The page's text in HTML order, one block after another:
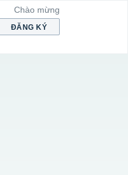
Chào mừng
ĐĂNG KÝ